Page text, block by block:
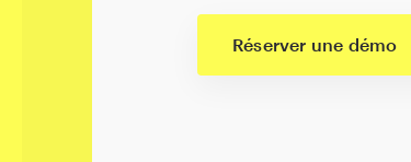
Réserver une démo